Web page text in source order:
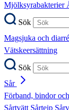
Mjölksyrabakterier
Sök
Magsjuka och diarré
Vätskeersättning
Sök
Sår
Förband, bindor
Sårtvätt Sårtejp